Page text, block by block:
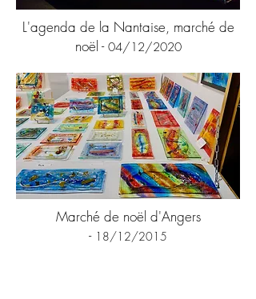
L'agenda de la Nantaise, marché de
noël - 04/12/2020
Marché de noël d'Angers
- 18/12/2015